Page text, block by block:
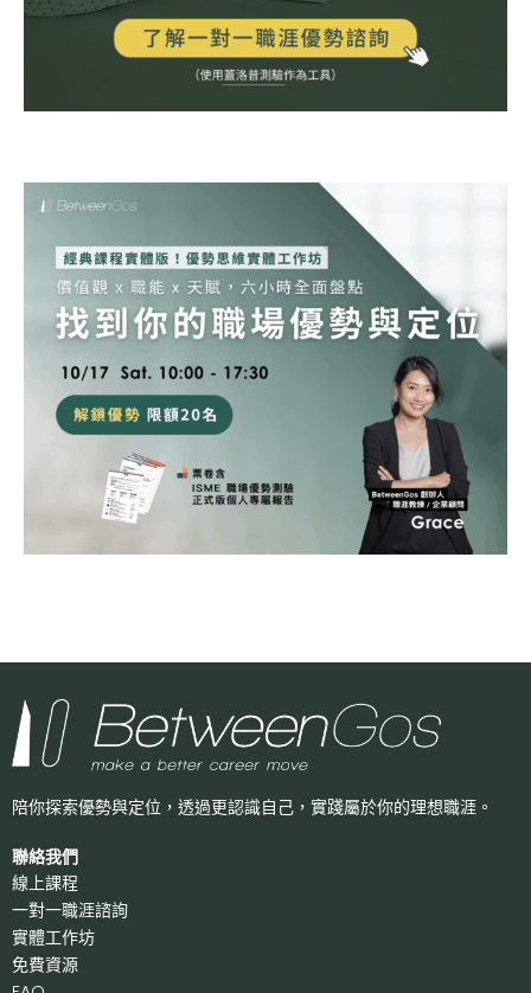
陪你探索優勢與定位，透過更認識自己， 實踐屬於你的理想職涯。
聯絡我們
線上課程
一對一職涯諮詢
實體工作坊
免費資源